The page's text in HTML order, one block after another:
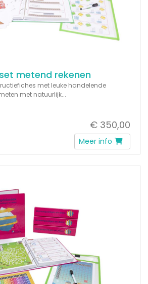
metend rekenen
met leuke handelende
met natuurlijk...
€ 350,00
Meer info